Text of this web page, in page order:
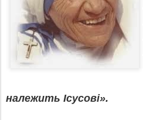
належить Ісусові».